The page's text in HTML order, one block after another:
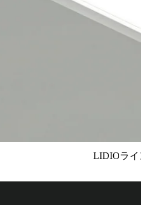
LIDIOライ